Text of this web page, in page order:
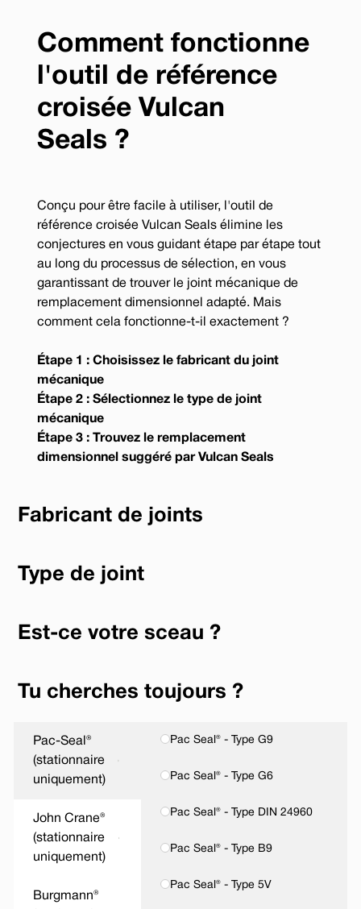
Comment fonctionne
l'outil de référence
croisée Vulcan
Seals ?
Conçu pour être facile à utiliser, l'outil de
référence croisée Vulcan Seals élimine les
conjectures en vous guidant étape par étape tout
au long du processus de sélection, en vous
garantissant de trouver le joint mécanique de
remplacement dimensionnel adapté. Mais
comment cela fonctionne-t-il exactement ?
Étape 1 : Choisissez le fabricant du joint
mécanique
Étape 2 : Sélectionnez le type de joint
mécanique
Étape 3 : Trouvez le remplacement
dimensionnel suggéré par Vulcan Seals
Fabricant de joints
Type de joint
Est-ce votre sceau ?
Tu cherches toujours ?
Pac-Seal®
(stationnaire
uniquement)
John Crane®
(stationnaire
uniquement)
Burgmann®
Pac Seal® - Type G9
Pac Seal® - Type G6
Pac Seal® - Type DIN 24960
Pac Seal® - Type B9
Pac Seal® - Type 5V